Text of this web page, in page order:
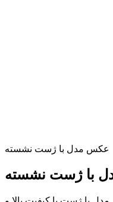
عکس مدل با ژست نشسته
با ژست نشسته